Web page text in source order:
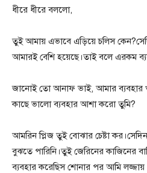
ধীরে ধীরে বললো,
তুই আমায় এভাবে এড়িয়ে চলিস
আমারই বেশি হয়েছে।তাই বলে এরকম
জানোই তো আনাফ ভাই, আমার ব্যবহার
কাছে ভালো ব্যবহার আশা করো তুমি?
আমরিন প্লিজ তুই বোঝার চেষ্টা
বুঝতে পারিনি।তুই জেরিনের কাজিনের
ব্যবহার করেছিস শোনার পর আমি